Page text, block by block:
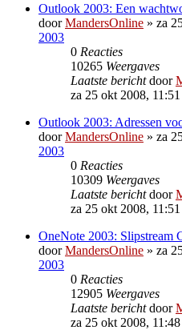
Outlook 2003: Een
doorMandersOnline » za
2003
0 Reacties
10265 Weergaves
Laatste berichtdoor
za 25 okt 2008, 11:51
Outlook 2003: Adressen
doorMandersOnline » za
2003
0 Reacties
10309 Weergaves
Laatste berichtdoor
za 25 okt 2008, 11:51
OneNote 2003: Slipstream
doorMandersOnline » za
2003
0 Reacties
12905 Weergaves
Laatste berichtdoor
za 25 okt 2008, 11:48